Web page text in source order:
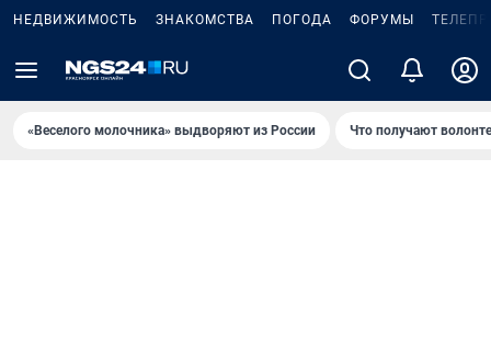
НЕДВИЖИМОСТЬ ЗНАКОМСТВА ПОГОДА ФОРУМЫ
«Веселого молочника» выдворяют из России Что получают